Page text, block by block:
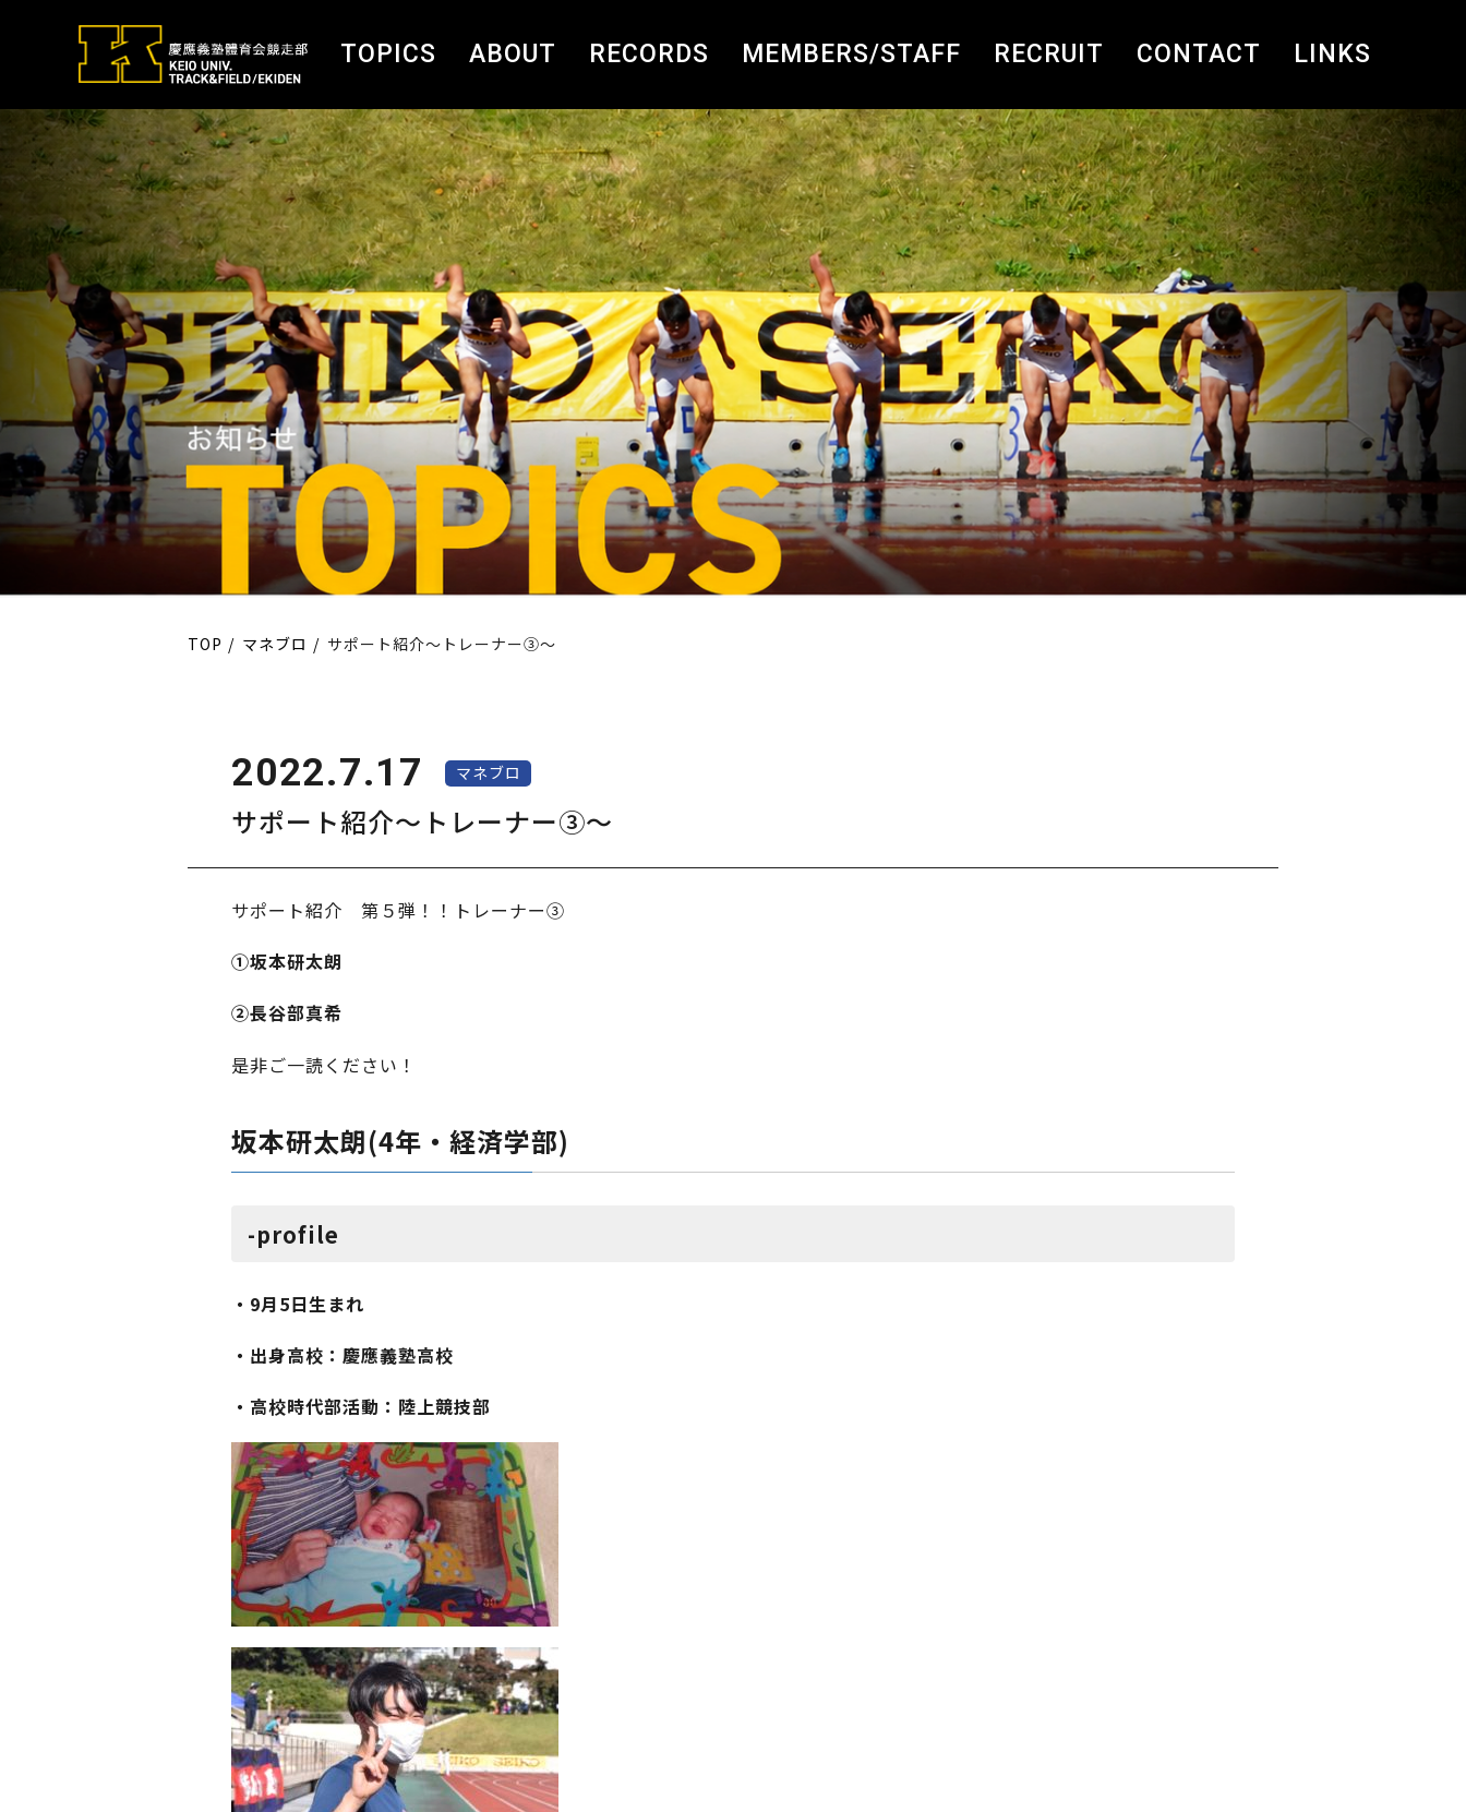
TOPICS ABOUT RECORDS MEMBERS/STAFF RECRUIT CONTACT LINKS
TOP マネブロ サポート紹介～トレーナー③～
2022.7.17 マネブロ
サポート紹介～トレーナー③～
サポート紹介 第５弾！！トレーナー③
①坂本研太朗
②長谷部真希
是非ご一読ください！
坂本研太朗(4年・経済学部)
-profile
・9月5日生まれ
・出身高校：慶應義塾高校
・高校時代部活動：陸上競技部